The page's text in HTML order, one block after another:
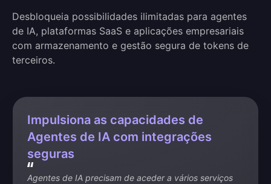
Desbloqueia possibilidades ilimitadas para agentes
de IA, plataformas SaaS e aplicações empresariais
com armazenamento e gestão segura de tokens de
terceiros.
Impulsiona as capacidades de
Agentes de IA com integrações
seguras
Agentes de IA precisam de aceder a vários serviços